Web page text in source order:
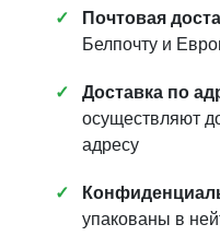
Почтовая
Белпочту и
Доставка по
осуществляют
адресу
упакованы в